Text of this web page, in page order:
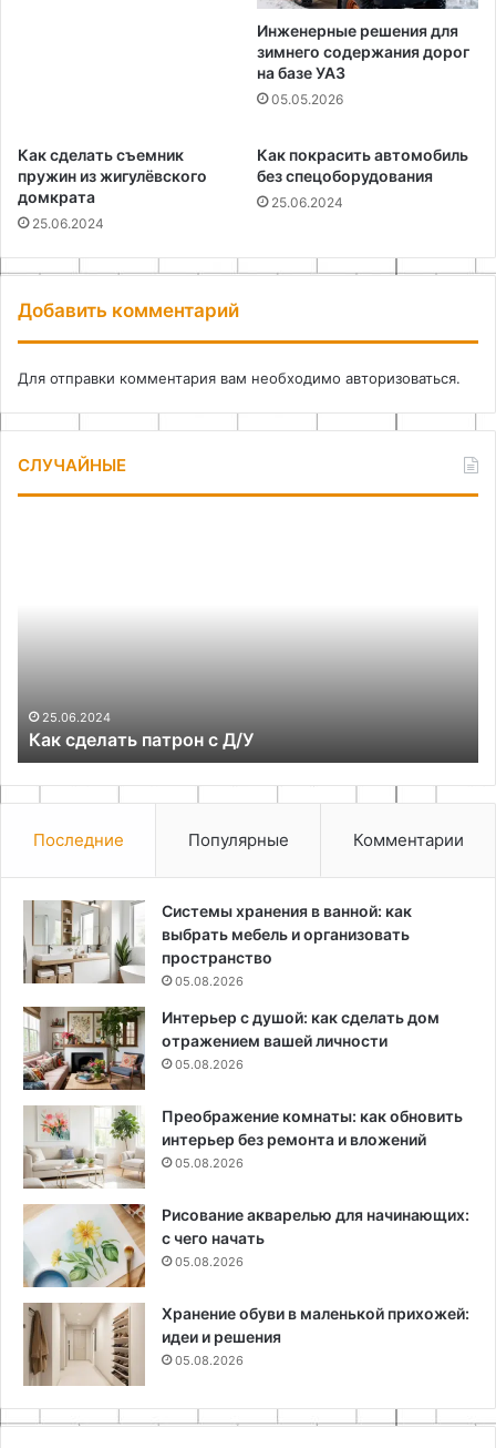
Инженерные решения для
зимнего содержания дорог
на базе УАЗ
05.05.2026
Как сделать съемник
пружин из жигулёвского
домкрата
25.06.2024
Как покрасить автомобиль
без спецоборудования
25.06.2024
Добавить комментарий
Для отправки комментария вам необходимо авторизоваться.
СЛУЧАЙНЫЕ
25.06.2024
Как сделать патрон с Д/У
Последние Популярные Комментарии
Системы хранения в ванной: как
выбрать мебель и организовать
пространство
05.08.2026
Интерьер с душой: как сделать дом
отражением вашей личности
05.08.2026
Преображение комнаты: как обновить
интерьер без ремонта и вложений
05.08.2026
Рисование акварелью для начинающих:
с чего начать
05.08.2026
Хранение обуви в маленькой прихожей:
идеи и решения
05.08.2026